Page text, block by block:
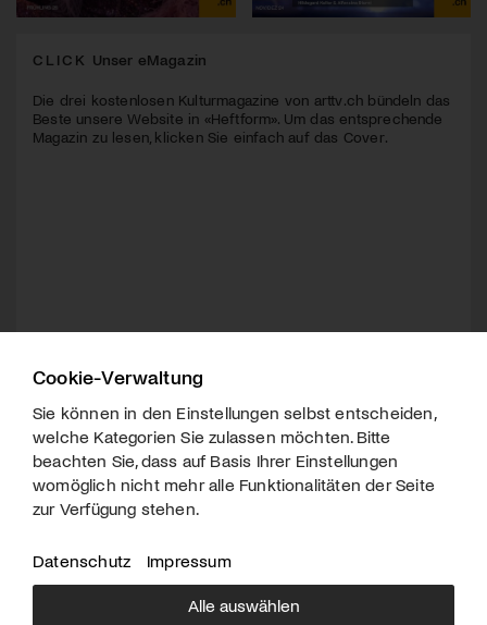
CLICK Unser eMagazin
Die drei kostenlosen Kulturmagazine von arttv.ch bündeln das
Beste unsere Website in «Heftform». Um das entsprechende
Magazin zu lesen, klicken Sie einfach auf das Cover.
Cookie-Verwaltung
Sie können in den Einstellungen selbst entscheiden,
welche Kategorien Sie zulassen möchten. Bitte
beachten Sie, dass auf Basis Ihrer Einstellungen
womöglich nicht mehr alle Funktionalitäten der Seite
zur Verfügung stehen.
Datenschutz Impressum
Alle auswählen